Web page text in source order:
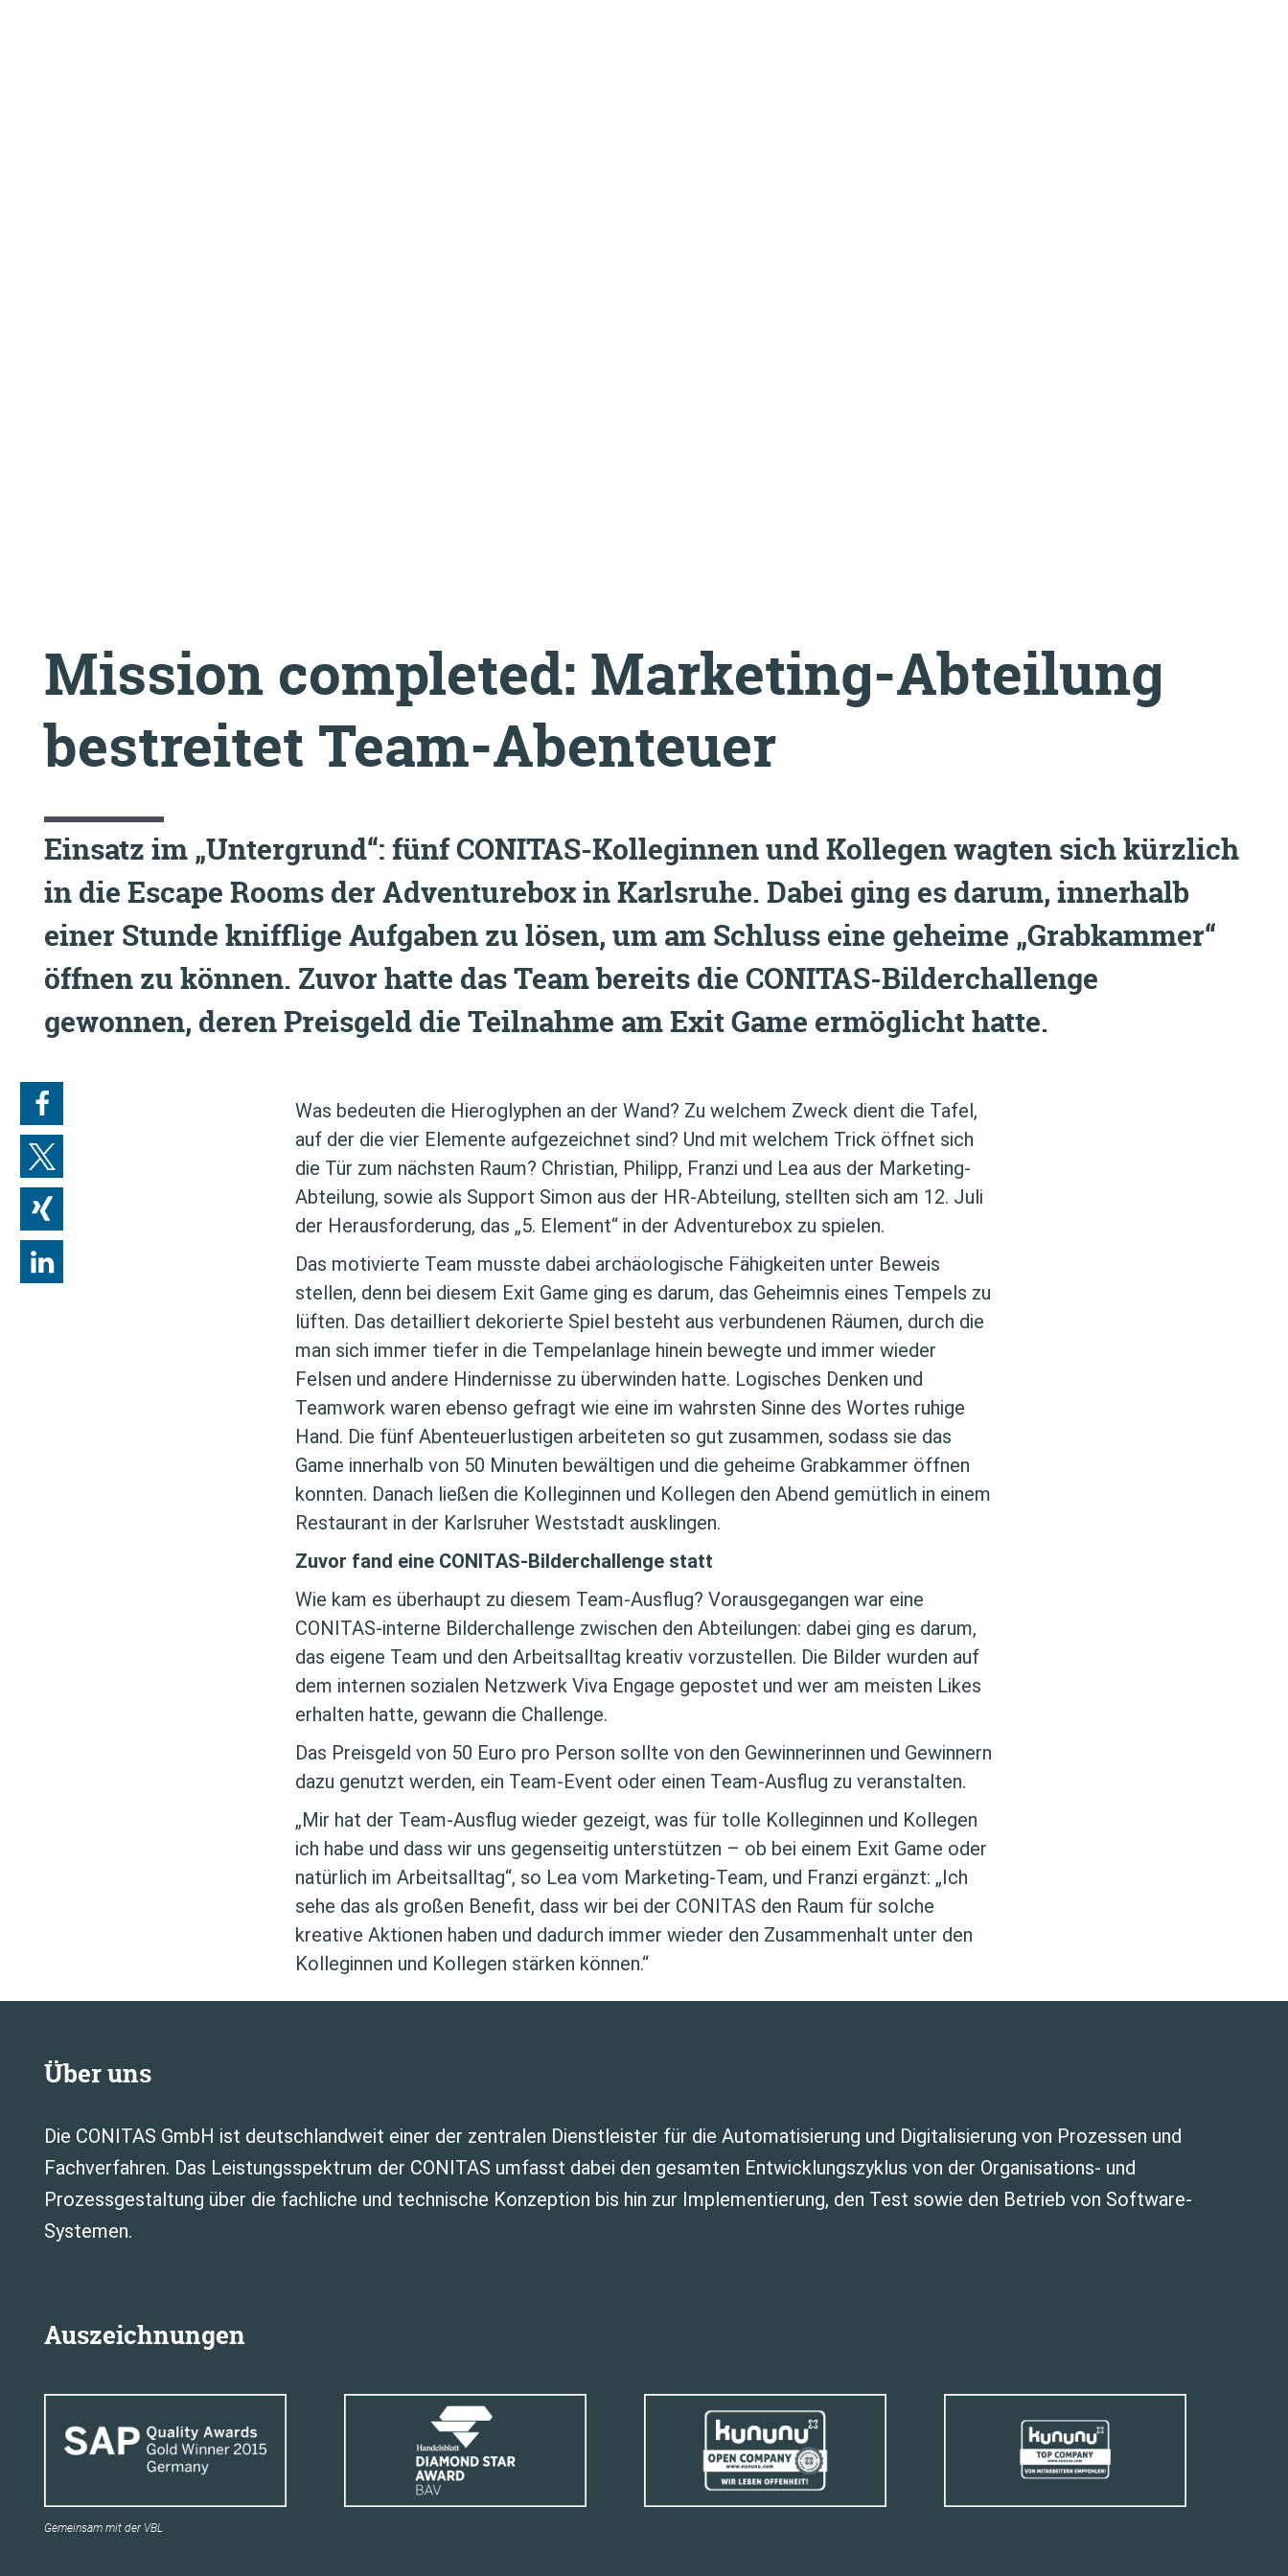
Mission completed: Marketing-Abteilung
bestreitet Team-Abenteuer
Einsatz im „Untergrund“: fünf CONITAS-Kolleginnen und Kollegen wagten sich kürzlich
in die Escape Rooms der Adventurebox in Karlsruhe.Dabei ging es darum, innerhalb
einer Stunde knifflige Aufgaben zu lösen, um am Schluss eine geheime „Grabkammer“
öffnen zu können. Zuvor hatte das Team bereits die CONITAS-Bilderchallenge
gewonnen, deren Preisgeld die Teilnahme am Exit Game ermöglicht hatte.
Was bedeuten die Hieroglyphen an der Wand? Zu welchem Zweck dient die Tafel,
auf der die vier Elemente aufgezeichnet sind? Und mit welchem Trick öffnet sich
die Tür zum nächsten Raum? Christian, Philipp, Franzi und Lea aus der Marketing-
Abteilung, sowie als Support Simon aus der HR-Abteilung, stellten sich am 12. Juli
der Herausforderung, das „5. Element“ in der Adventurebox zu spielen.
Das motivierte Team musste dabei archäologische Fähigkeiten unter Beweis
stellen, denn bei diesem Exit Game ging es darum, das Geheimnis eines Tempels zu
lüften. Das detailliert dekorierte Spiel besteht aus verbundenen Räumen, durch die
man sich immer tiefer in die Tempelanlage hinein bewegte und immer wieder
Felsen und andere Hindernisse zu überwinden hatte. Logisches Denken und
Teamwork waren ebenso gefragt wie eine im wahrsten Sinne des Wortes ruhige
Hand. Die fünf Abenteuerlustigen arbeiteten so gut zusammen, sodass sie das
Game innerhalb von 50 Minuten bewältigen und die geheime Grabkammer öffnen
konnten. Danach ließen die Kolleginnen und Kollegen den Abend gemütlich in einem
Restaurant in der Karlsruher Weststadt ausklingen.
Zuvor fand eine CONITAS-Bilderchallenge statt
Wie kam es überhaupt zu diesem Team-Ausflug? Vorausgegangen war eine
CONITAS-interne Bilderchallenge zwischen den Abteilungen: dabei ging es darum,
das eigene Team und den Arbeitsalltag kreativ vorzustellen. Die Bilder wurden auf
dem internen sozialen Netzwerk Viva Engage gepostet und wer am meisten Likes
erhalten hatte, gewann die Challenge.
Das Preisgeld von 50 Euro pro Person sollte von den Gewinnerinnen und Gewinnern
dazu genutzt werden, ein Team-Event oder einen Team-Ausflug zu veranstalten.
„Mir hat der Team-Ausflug wieder gezeigt, was für tolle Kolleginnen und Kollegen
ich habe und dass wir uns gegenseitig unterstützen – ob bei einem Exit Game oder
natürlich im Arbeitsalltag“, so Lea vom Marketing-Team, und Franzi ergänzt: „Ich
sehe das als großen Benefit, dass wir bei der CONITAS den Raum für solche
kreative Aktionen haben und dadurch immer wieder den Zusammenhalt unter den
Kolleginnen und Kollegen stärken können.“
Über uns
Die CONITAS GmbH ist deutschlandweit einer der zentralen Dienstleister für die Automatisierung und Digitalisierung von Prozessen und
Fachverfahren. Das Leistungsspektrum der CONITAS umfasst dabei den gesamten Entwicklungszyklus von der Organisations- und
Prozessgestaltung über die fachliche und technische Konzeption bis hin zur Implementierung, den Test sowie den Betrieb von Software-
Systemen.
Auszeichnungen
Gemeinsam mit der VBL